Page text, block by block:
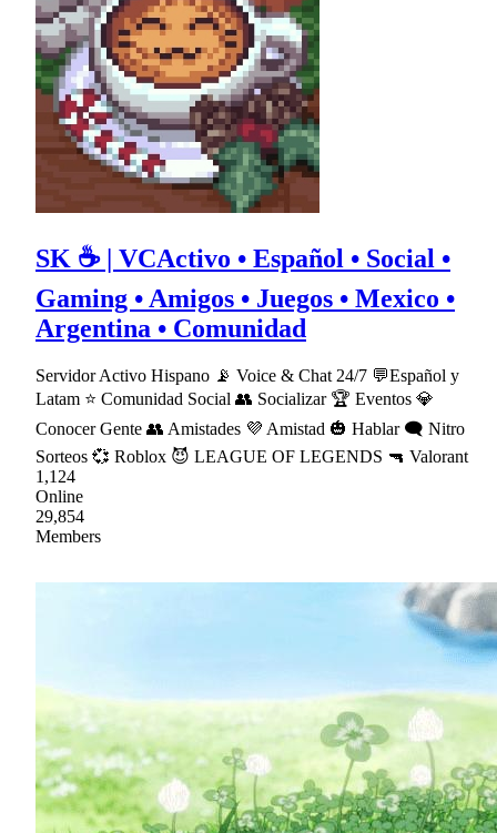
SK ☕ | VCActivo • Español • Social •
Gaming • Amigos • Juegos • Mexico •
Argentina • Comunidad
Servidor Activo Hispano 📡 Voice & Chat 24/7 💬Español y
Latam ⭐ Comunidad Social 👥 Socializar 🏆 Eventos 💎
Conocer Gente 👥 Amistades 💜 Amistad 🎃 Hablar 🗨 Nitro
Sorteos 💞 Roblox 😈 LEAGUE OF LEGENDS 🔫 Valorant
1,124
Online
29,854
Members